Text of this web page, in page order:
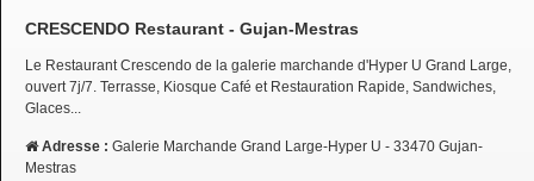
CRESCENDO Restaurant - Gujan-Mestras
Le Restaurant Crescendo de la galerie marchande d'Hyper U Grand Large,
ouvert 7j/7. Terrasse, Kiosque Café et Restauration Rapide, Sandwiches,
Glaces...
Adresse : Galerie Marchande Grand Large-Hyper U - 33470 Gujan-
Mestras